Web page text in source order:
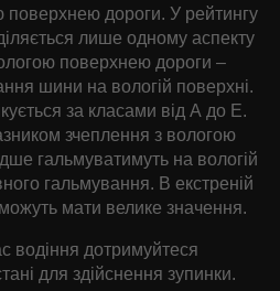
поверхнею дороги. У рейтингу
лише одному аспекту
поверхнею дороги –
шини на вологій поверхні.
за класами від А до Е.
зчеплення з вологою
гальмуватимуть на вологій
гальмування. В екстреній
можуть мати велике значення.
водіння дотримуйтеся
для здійснення зупинки.